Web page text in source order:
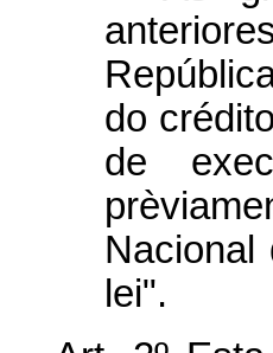
do
de
Nacional
lei".